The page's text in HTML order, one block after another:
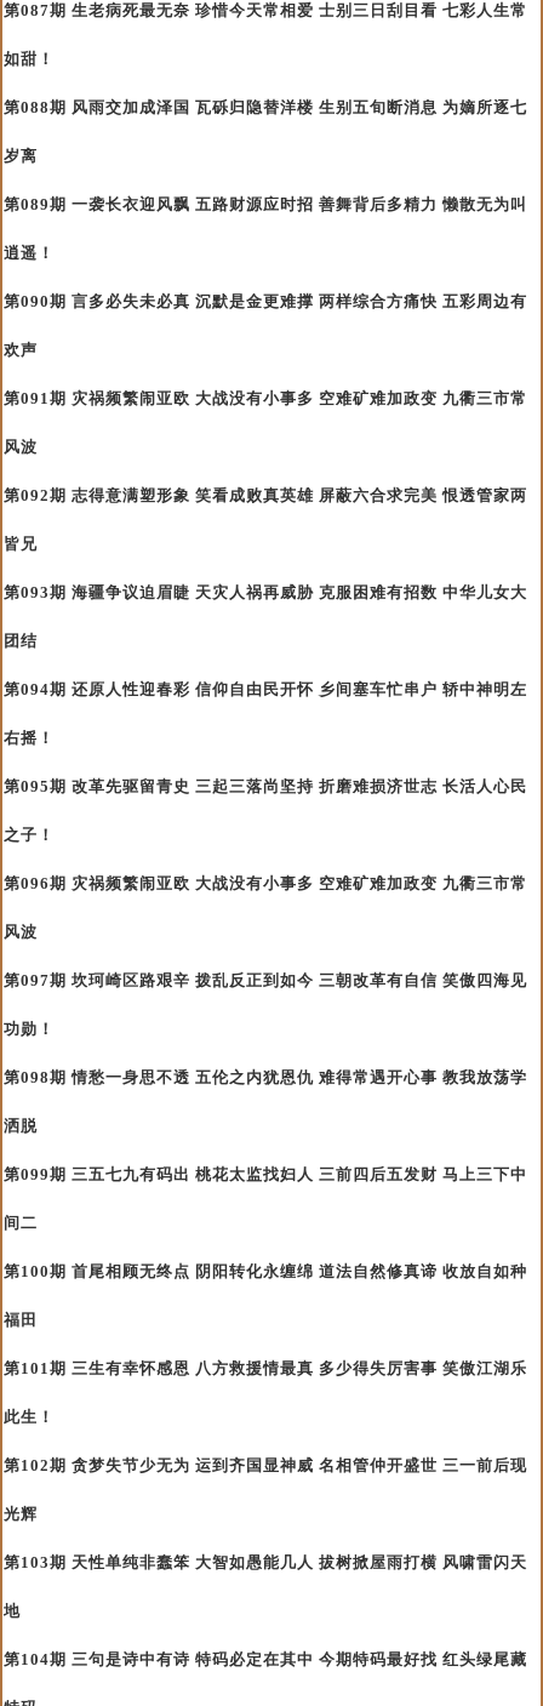
第087期 生老病死最无奈 珍惜今天常相爱 士别三日刮目看 七彩人生常
如甜！
第088期 风雨交加成泽国 瓦砾归隐替洋楼 生别五旬断消息 为嫡所逐七
岁离
第089期 一袭长衣迎风飘 五路财源应时招 善舞背后多精力 懒散无为叫
逍遥！
第090期 言多必失未必真 沉默是金更难撑 两样综合方痛快 五彩周边有
欢声
第091期 灾祸频繁闹亚欧 大战没有小事多 空难矿难加政变 九衢三市常
风波
第092期 志得意满塑形象 笑看成败真英雄 屏蔽六合求完美 恨透管家两
皆兄
第093期 海疆争议迫眉睫 天灾人祸再威胁 克服困难有招数 中华儿女大
团结
第094期 还原人性迎春彩 信仰自由民开怀 乡间塞车忙串户 轿中神明左
右摇！
第095期 改革先驱留青史 三起三落尚坚持 折磨难损济世志 长活人心民
之子！
第096期 灾祸频繁闹亚欧 大战没有小事多 空难矿难加政变 九衢三市常
风波
第097期 坎珂崎区路艰辛 拨乱反正到如今 三朝改革有自信 笑傲四海见
功勋！
第098期 情愁一身思不透 五伦之内犹恩仇 难得常遇开心事 教我放荡学
洒脱
第099期 三五七九有码出 桃花太监找妇人 三前四后五发财 马上三下中
间二
第100期 首尾相顾无终点 阴阳转化永缠绵 道法自然修真谛 收放自如种
福田
第101期 三生有幸怀感恩 八方救援情最真 多少得失厉害事 笑傲江湖乐
此生！
第102期 贪梦失节少无为 运到齐国显神威 名相管仲开盛世 三一前后现
光辉
第103期 天性单纯非蠢笨 大智如愚能几人 拔树掀屋雨打横 风啸雷闪天
地
第104期 三句是诗中有诗 特码必定在其中 今期特码最好找 红头绿尾藏